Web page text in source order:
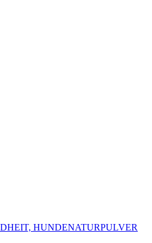
HUNDENATURPULVER